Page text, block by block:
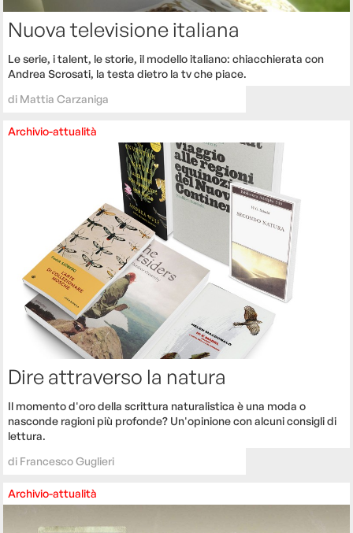
Nuova televisione italiana
Le serie, i talent, le storie, il modello italiano: chiacchierata con
Andrea Scrosati, la testa dietro la tv che piace.
di Mattia Carzaniga
Archivio-attualità
Dire attraverso la natura
Il momento d'oro della scrittura naturalistica è una moda o
nasconde ragioni più profonde? Un'opinione con alcuni consigli di
lettura.
di Francesco Guglieri
Archivio-attualità